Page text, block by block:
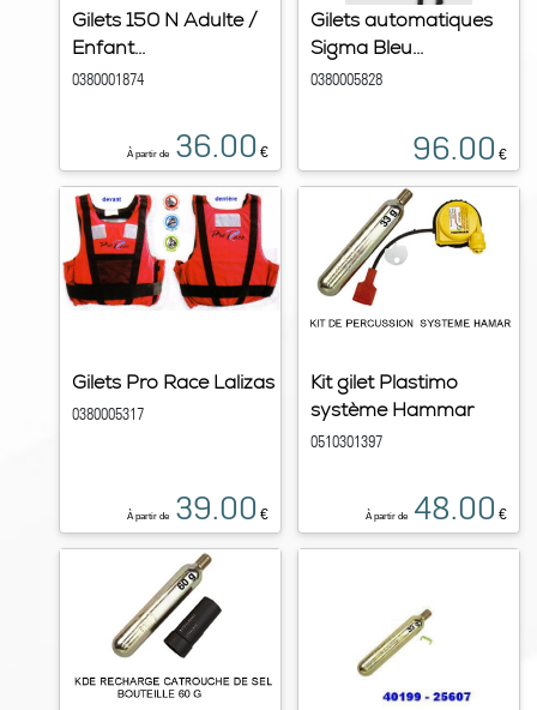
Gilets 150 N Adulte /
Enfant...
0380001874
À partir de 36.00 €
Gilets automatiques
Sigma Bleu...
0380005828
96.00 €
Gilets Pro Race Lalizas
0380005317
À partir de 39.00 €
Kit gilet Plastimo
système Hammar
0510301397
À partir de 48.00 €